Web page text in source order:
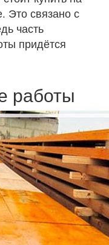
Это связано с
часть
придётся
работы